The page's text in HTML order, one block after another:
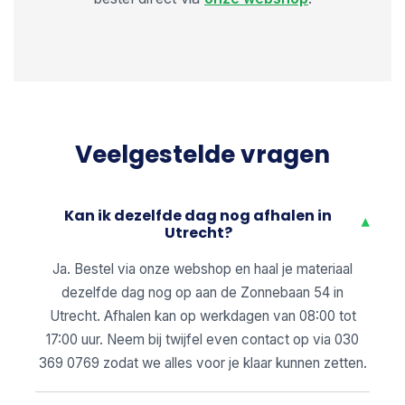
Veelgestelde vragen
Kan ik dezelfde dag nog afhalen in
Utrecht?
▾
Ja. Bestel via onze webshop en haal je materiaal
dezelfde dag nog op aan de Zonnebaan 54 in
Utrecht. Afhalen kan op werkdagen van 08:00 tot
17:00 uur. Neem bij twijfel even contact op via 030
369 0769 zodat we alles voor je klaar kunnen zetten.